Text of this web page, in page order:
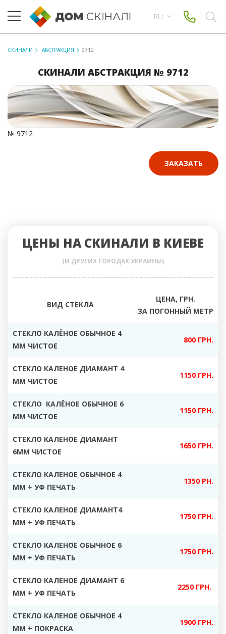
RU
СКИНАЛИ АБСТРАКЦИЯ 9712
СКИНАЛИ АБСТРАКЦИЯ № 9712
№ 9712
ЗАКАЗАТЬ
ЦЕНЫ НА СКИНАЛИ В КИЕВЕ
(И ДРУГИХ ГОРОДАХ УКРАИНЫ)
ВИД СТЕКЛА
ЦЕНА, ГРН.
ЗА ПОГОННЫЙ МЕТР
СТЕКЛО КАЛЁНОЕ ОБЫЧНОЕ 4
ММ ЧИСТОЕ
800 ГРН.
СТЕКЛО КАЛЕНОЕ ДИАМАНТ 4
ММ ЧИСТОЕ
1150 ГРН.
СТЕКЛО КАЛЁНОЕ ОБЫЧНОЕ 6
ММ ЧИСТОЕ
1150 ГРН.
СТЕКЛО КАЛЕНОЕ ДИАМАНТ
6ММ ЧИСТОЕ
1650 ГРН.
СТЕКЛО КАЛЕНОЕ ОБЫЧНОЕ 4
ММ + УФ ПЕЧАТЬ
1350 РН.
СТЕКЛО КАЛЕНОЕ ДИАМАНТ4
ММ + УФ ПЕЧАТЬ
1750 ГРН.
СТЕКЛО КАЛЕНОЕ ОБЫЧНОЕ 6
ММ + УФ ПЕЧАТЬ
1750 ГРН.
СТЕКЛО КАЛЕНОЕ ДИАМАНТ 6
ММ + УФ ПЕЧАТЬ
2250 ГРН.
СТЕКЛО КАЛЕНОЕ ОБЫЧНОЕ 4
ММ + ПОКРАСКА
1900 ГРН.